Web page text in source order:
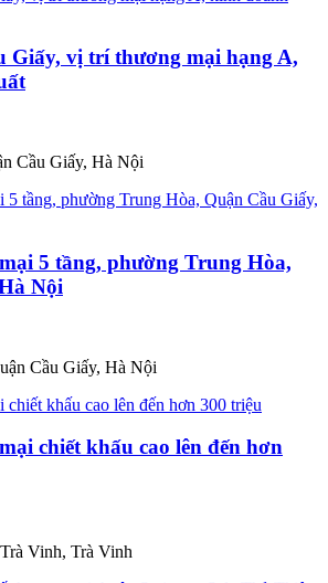
Giấy, vị trí thương mại hạng A,
Cầu Giấy, Hà Nội
5 tầng, phường Trung Hòa,
Nội
Cầu Giấy, Hà Nội
chiết khấu cao lên đến hơn
Vinh, Trà Vinh